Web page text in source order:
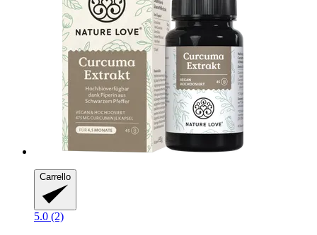
Carrello
5.0 (2)